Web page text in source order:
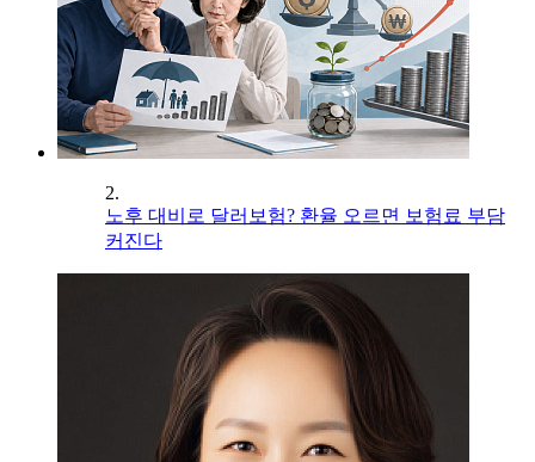
2.
노후 대비로 달러보험? 환율 오르면 보험료 부담
커진다